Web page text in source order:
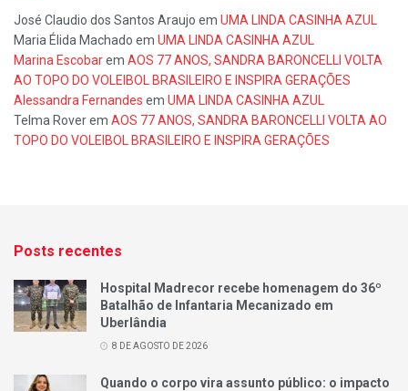
José Claudio dos Santos Araujo em UMA LINDA CASINHA AZUL
Maria Élida Machado em UMA LINDA CASINHA AZUL
Marina Escobarem AOS 77 ANOS, SANDRA BARONCELLI VOLTA
AO TOPO DO VOLEIBOL BRASILEIRO E INSPIRA GERAÇÕES
Alessandra Fernandes em UMA LINDA CASINHA AZUL
Telma Roverem AOS 77 ANOS, SANDRA BARONCELLI VOLTA AO
TOPO DO VOLEIBOL BRASILEIRO E INSPIRA GERAÇÕES
Posts recentes
Hospital Madrecor recebe homenagem do 36º
Batalhão de Infantaria Mecanizado em
Uberlândia
8 DE AGOSTO DE 2026
Quando o corpo vira assunto público: o impacto